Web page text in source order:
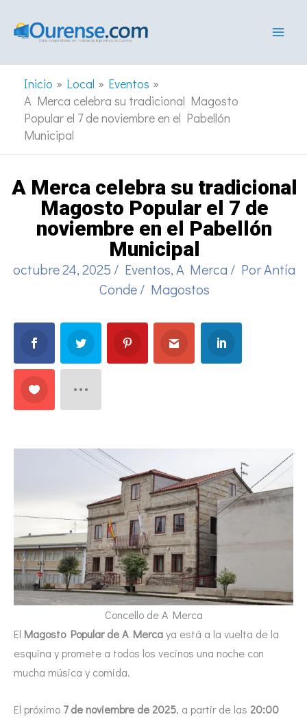
Inicio Local
Eventos
A Merca celebra su tradicional Magosto
Popular el 7 de noviembre en el Pabellón
Municipal
A Merca celebra su tradicional
Magosto Popular el 7 de
noviembre en el Pabellón
Municipal
octubre 24, 2025 / Eventos,A Merca / PorAntía
Conde/ Magostos
Concello de A Merca
El Magosto Popular de A Mercaya está a la vuelta de la
esquina y promete a todos los vecinos una noche con
mucha música y comida.
El próximo 7 de noviembre de 2025, a partir de las 20:00